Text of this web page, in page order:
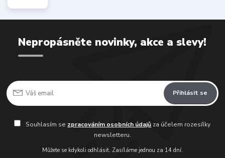
Nepropásněte novinky, akce a slevy!
Přihlásit se
Souhlasím se zpracováním osobních údajů za účelem rozesílky
newsletteru.
Můžete se kdykoli odhlásit. Zasíláme jednou za 14 dní.